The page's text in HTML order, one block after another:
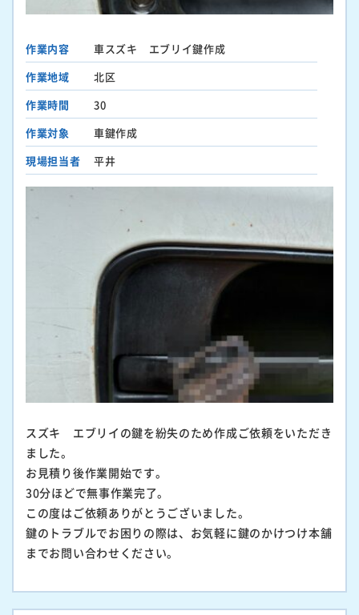
作業内容
車スズキ エブリイ鍵作成
作業地域
北区
作業時間
30
作業対象
車鍵作成
現場担当者
平井
スズキ エブリイの鍵を紛失のため作成ご依頼をいただき
ました。
お見積り後作業開始です。
30分ほどで無事作業完了。
この度はご依頼ありがとうございました。
鍵のトラブルでお困りの際は、お気軽に鍵のかけつけ本舗
までお問い合わせください。